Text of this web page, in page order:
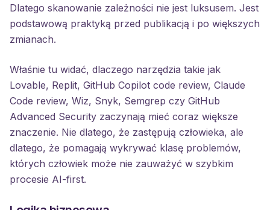
Dlatego skanowanie zależności nie jest luksusem. Jest
podstawową praktyką przed publikacją i po większych
zmianach.
Właśnie tu widać, dlaczego narzędzia takie jak
Lovable, Replit, GitHub Copilot code review, Claude
Code review, Wiz, Snyk, Semgrep czy GitHub
Advanced Security zaczynają mieć coraz większe
znaczenie. Nie dlatego, że zastępują człowieka, ale
dlatego, że pomagają wykrywać klasę problemów,
których człowiek może nie zauważyć w szybkim
procesie AI-first.